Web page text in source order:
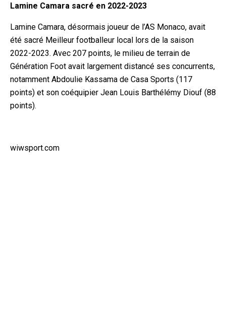
Lamine Camara sacré en 2022-2023
Lamine Camara, désormais joueur de l’AS Monaco, avait
été sacré Meilleur footballeur local lors de la saison
2022-2023. Avec 207 points, le milieu de terrain de
Génération Foot avait largement distancé ses concurrents,
notamment Abdoulie Kassama de Casa Sports (117
points) et son coéquipier Jean Louis Barthélémy Diouf (88
points).
wiwsport.com